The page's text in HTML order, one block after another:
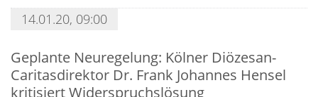
14.01.20, 09:00
Geplante Neuregelung: Kölner Diözesan-
Caritasdirektor Dr. Frank Johannes Hensel
kritisiert Widerspruchslösung